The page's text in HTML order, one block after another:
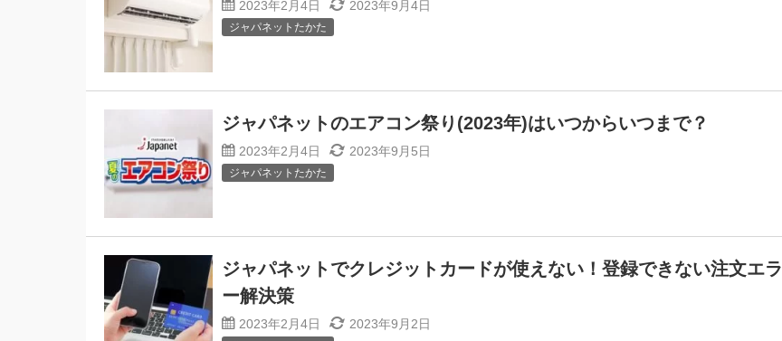
2023年2月4日 2023年9月4日
ジャパネットたかた
ジャパネットのエアコン祭り(2023年)はいつからいつまで？
2023年2月4日 2023年9月5日
ジャパネットたかた
ジャパネットでクレジットカードが使えない！登録できない注文エラ
ー解決策
2023年2月4日 2023年9月2日